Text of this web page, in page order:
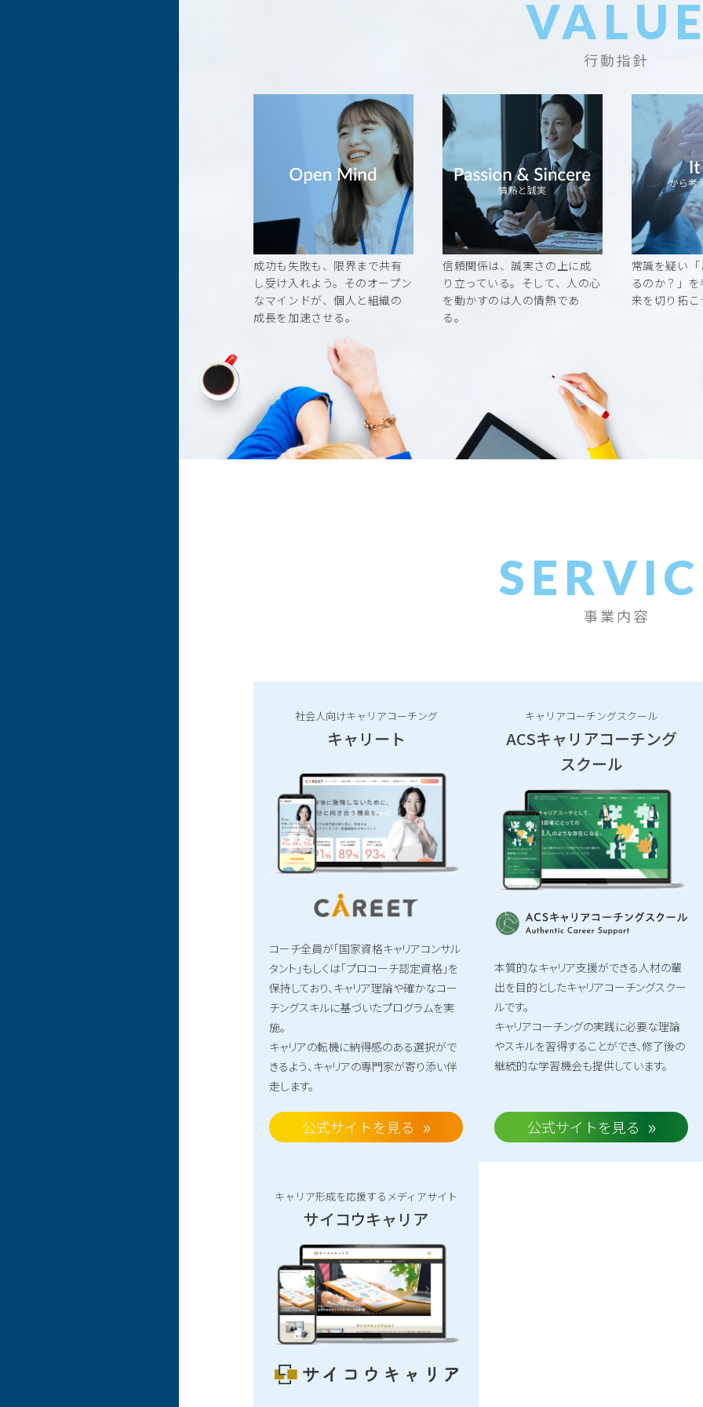
行動指針
成功も失敗も、限界まで共有
し受け入れよう。そのオープン
なマインドが、個人と組織の
成長を加速させる。
信頼関係は、誠実さの上に成
り立っている。そして、人の心
を動かすのは人の情熱であ
る。
常識を疑い
るのか？」
来を切り拓こ
事業内容
社会人向けキャリアコーチング
キャリート
コーチ全員が「国家資格キャリアコンサル
タント」もしくは「プロコーチ認定資格」を
保持しており、キャリア理論や確かなコー
チングスキルに基づいたプログラムを実
施。
キャリアの転機に納得感のある選択がで
きるよう、キャリアの専門家が寄り添い伴
走します。
公式サイトを見る
キャリアコーチングスクール
ACSキャリアコーチング
スクール
本質的なキャリア支援ができる人材の輩
出を目的としたキャリアコーチングスクー
ルです。
キャリアコーチングの実践に必要な理論
やスキルを習得することができ、修了後の
継続的な学習機会も提供しています。
公式サイトを見る
キャリア形成を応援するメディアサイト
サイコウキャリア